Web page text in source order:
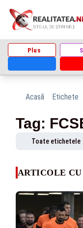
Plus
Acasă Etichete
Tag:
Toate etichetele
ARTICOLE